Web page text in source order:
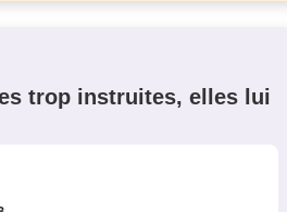
trop instruites, elles lui